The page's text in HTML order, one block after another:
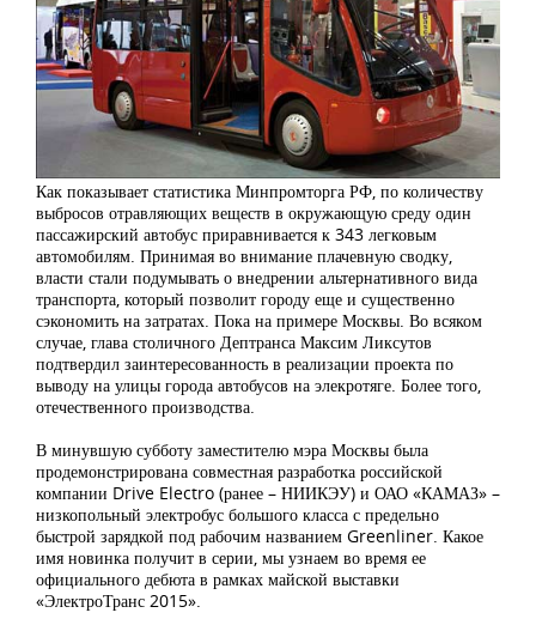
Как показывает статистика Минпромторга РФ, по количеству
выбросов отравляющих веществ в окружающую среду один
пассажирский автобус приравнивается к 343 легковым
автомобилям. Принимая во внимание плачевную сводку,
власти стали подумывать о внедрении альтернативного вида
транспорта, который позволит городу еще и существенно
сэкономить на затратах. Пока на примере Москвы. Во всяком
случае, глава столичного Дептранса Максим Ликсутов
подтвердил заинтересованность в реализации проекта по
выводу на улицы города автобусов на элекротяге. Более того,
отечественного производства.
В минувшую субботу заместителю мэра Москвы была
продемонстрирована совместная разработка российской
компании Drive Electro (ранее – НИИКЭУ) и ОАО «КАМАЗ» –
низкопольный электробус большого класса с предельно
быстрой зарядкой под рабочим названием Greenliner. Какое
имя новинка получит в серии, мы узнаем во время ее
официального дебюта в рамках майской выставки
«ЭлектроТранс 2015».